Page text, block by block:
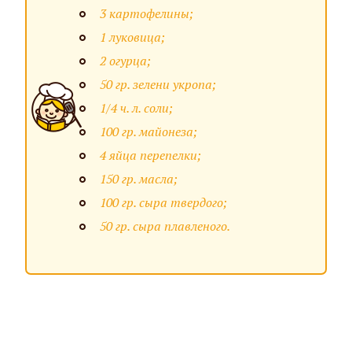
3 картофелины;
1 луковица;
2 огурца;
50 гр. зелени укропа;
1/4 ч. л. соли;
100 гр. майонеза;
4 яйца перепелки;
150 гр. масла;
100 гр. сыра твердого;
50 гр. сыра плавленого.